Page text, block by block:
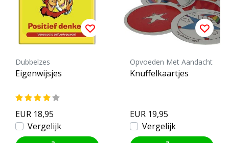
Dubbelzes
Eigenwijsjes
EUR 18,95
Vergelijk
Opvoeden Met Aandacht
Knuffelkaartjes
EUR 19,95
Vergelijk